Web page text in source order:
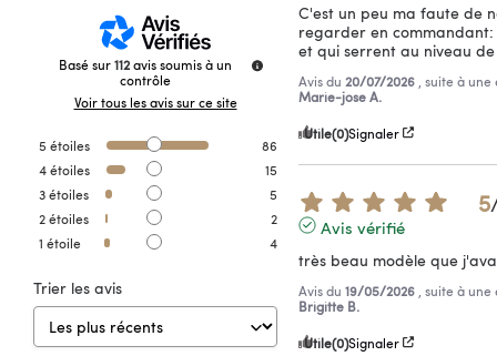
Basé sur112avis soumis à un
contrôle
Voir tous les avis sur ce site
5 étoiles
86
4étoiles
15
3étoiles
5
2étoiles
2
1 étoile 4
Trier les avis
C'est un peu ma faute de
regarder en
et qui serrent au niveau
Avis du 20/07/2026 , suite à
Marie-jose A.
Utile(0)Signaler
5
Avis vérifié
très beau modèle que
Avis du 19/05/2026 , suite à
Brigitte B.
Utile(0)Signaler